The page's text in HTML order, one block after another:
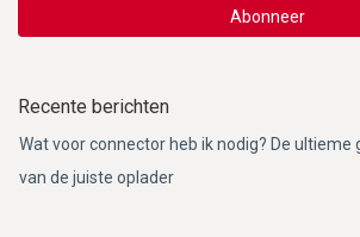
Abonneer
Recente berichten
Wat voor connector heb ik nodig? De ultieme
van de juiste oplader